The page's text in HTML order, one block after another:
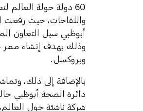
60 دولة حولة
أبوظبي سبل التعاون
وذلك بهدف إنشاء ممر
وبروكسل.
بالإضافة إلى ذلك،
شركة ناشئة حول